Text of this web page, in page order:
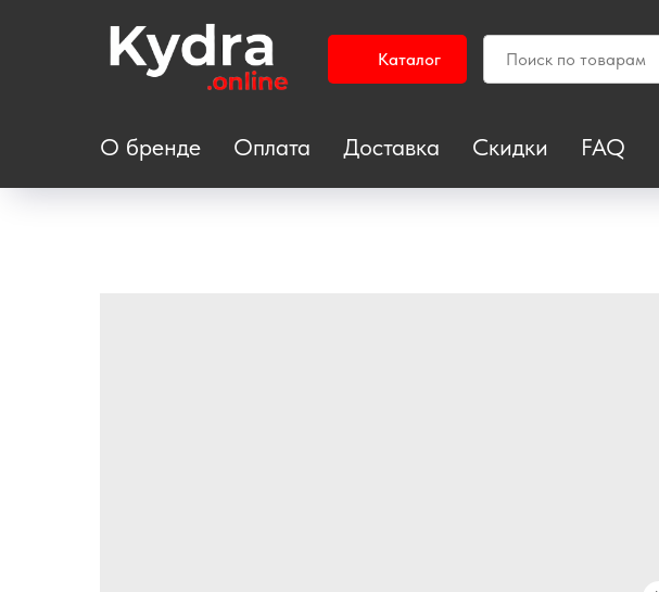
Каталог
О бренде Оплата Доставка Скидки FAQ